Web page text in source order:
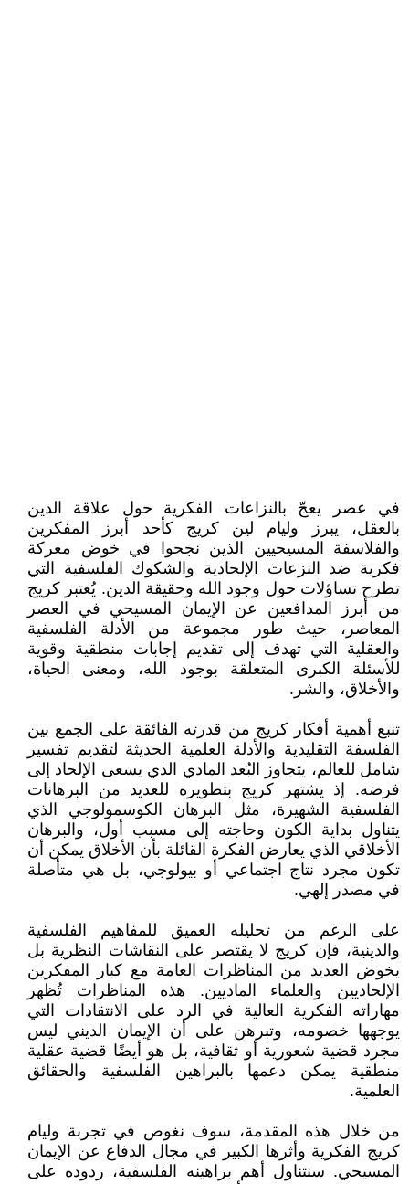
في عصر يعجّ بالنزاعات الفكرية حول علاقة الدين
بالعقل، يبرز وليام لين كريج كأحد أبرز المفكرين
والفلاسفة المسيحيين الذين نجحوا في خوض معركة
فكرية ضد النزعات الإلحادية والشكوك الفلسفية التي
تطرح تساؤلات حول وجود الله وحقيقة الدين. يُعتبر كريج
من أبرز المدافعين عن الإيمان المسيحي في العصر
المعاصر، حيث طور مجموعة من الأدلة الفلسفية
والعقلية التي تهدف إلى تقديم إجابات منطقية وقوية
للأسئلة الكبرى المتعلقة بوجود الله، ومعنى الحياة،
والأخلاق، والشر.
تنبع أهمية أفكار كريج من قدرته الفائقة على الجمع بين
الفلسفة التقليدية والأدلة العلمية الحديثة لتقديم تفسير
شامل للعالم، يتجاوز البُعد المادي الذي يسعى الإلحاد إلى
فرضه. إذ يشتهر كريج بتطويره للعديد من البرهانات
الفلسفية الشهيرة، مثل البرهان الكوسمولوجي الذي
يتناول بداية الكون وحاجته إلى مسبب أول، والبرهان
الأخلاقي الذي يعارض الفكرة القائلة بأن الأخلاق يمكن أن
تكون مجرد نتاج اجتماعي أو بيولوجي، بل هي متأصلة
في مصدر إلهي.
على الرغم من تحليله العميق للمفاهيم الفلسفية
والدينية، فإن كريج لا يقتصر على النقاشات النظرية بل
يخوض العديد من المناظرات العامة مع كبار المفكرين
الإلحاديين والعلماء الماديين. هذه المناظرات تُظهر
مهاراته الفكرية العالية في الرد على الانتقادات التي
يوجهها خصومه، وتبرهن على أن الإيمان الديني ليس
مجرد قضية شعورية أو ثقافية، بل هو أيضًا قضية عقلية
منطقية يمكن دعمها بالبراهين الفلسفية والحقائق
العلمية.
من خلال هذه المقدمة، سوف نغوص في تجربة وليام
كريج الفكرية وأثرها الكبير في مجال الدفاع عن الإيمان
المسيحي. سنتناول أهم براهينه الفلسفية، ردوده على